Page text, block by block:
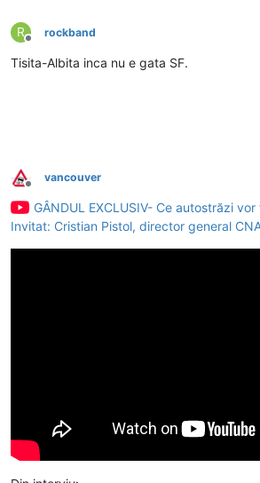
R
Deconectat
rockband
Tisita-Albita inca nu e gata SF.
Deconectat
vancouver
GÂNDUL EXCLUSIV- Ce autostrăzi
Invitat: Cristian Pistol, director general